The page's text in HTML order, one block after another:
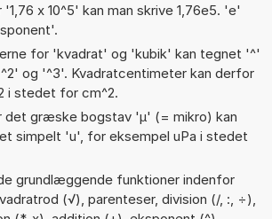
x 10^5' kan man skrive 1,76e5. 'e'
for 'kvadrat' og 'kubik' kan tegnet '^'
og '^3'. Kvadratcentimeter kan derfor
i stedet for cm^2.
det græske bogstav 'µ' (= mikro) kan
simpelt 'u', for eksempel uPa i stedet
grundlæggende funktioner indenfor
(√), parenteser, division (/, :, ÷),